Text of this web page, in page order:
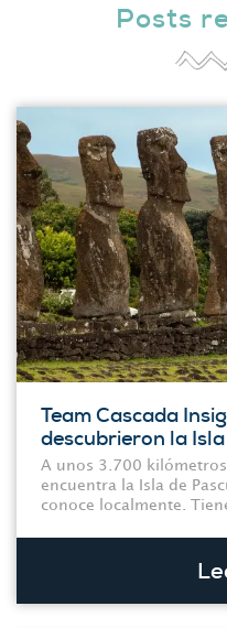
Posts
Team Cascada
descubrieron la
A unos 3.700
encuentra la Isla de
conoce localmente.